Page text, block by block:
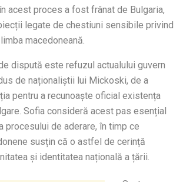
acest proces a fost frânat de Bulgaria,
legate de chestiuni sensibile privind
macedoneană.
dispută este refuzul actualului guvern
de naționaliștii lui Mickoski, de a
pentru a recunoaște oficial existența
Sofia consideră acest pas esențial
procesului de aderare, în timp ce
susțin că o astfel de cerință
și identitatea națională a țării.